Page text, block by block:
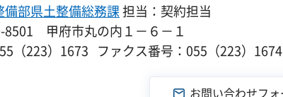
備部県土整備総務課担当：契約担当
8501 甲府市丸の内１－６－１
（223）1673 ファクス番号：055（223）1674